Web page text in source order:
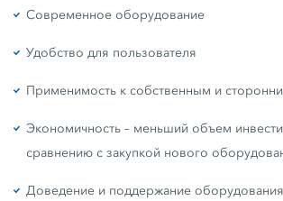
Современное оборудование
Удобство для пользователя
Применимость к собственным и
Экономичность – меньший объем
сравнению с закупкой нового
Доведение и поддержание